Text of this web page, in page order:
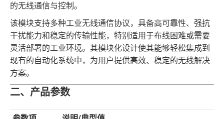
的无线通信与控制。
该模块支持多种工业无线通信协议，具备高可靠性、强抗
干扰能力和稳定的传输性能，特别适用于布线困难或需要
灵活部署的工业环境。其模块化设计使其能够轻松集成到
现有的自动化系统中，为用户提供高效、稳定的无线解决
方案。
二、产品参数